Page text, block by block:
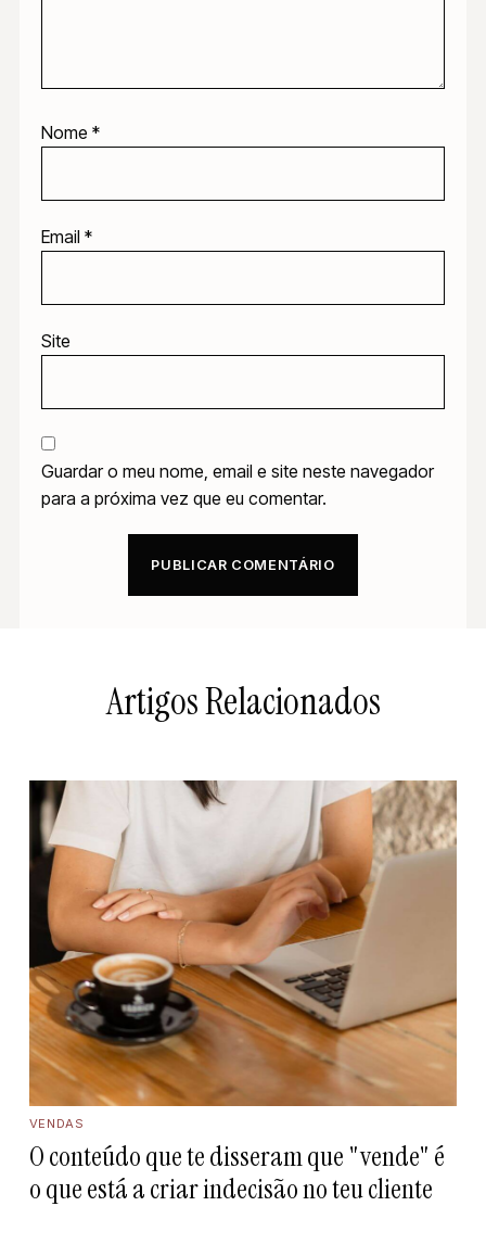
Nome *
Email *
Site
Guardar o meu nome, email e site neste navegador
para a próxima vez que eu comentar.
Artigos Relacionados
VENDAS
O conteúdo que te disseram que "vende" é
o que está a criar indecisão no teu cliente